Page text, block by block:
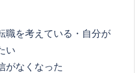
職を考えている・自分が
い
がなくなった